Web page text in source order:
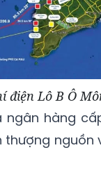
điện Lô B Ô
ngân hàng
thượng